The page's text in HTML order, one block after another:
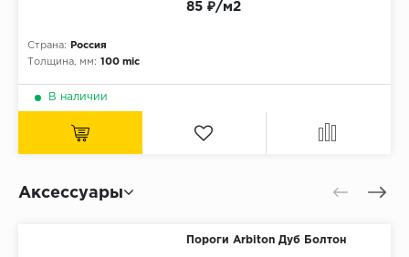
Страна:
Россия
Толщина, мм: 100 mic
85 ₽/м2
В наличии
Аксессуары
Пороги Arbiton Дуб Болтон